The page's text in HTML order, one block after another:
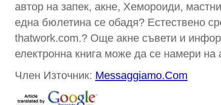
автор на запек, акне, Хемороиди,
една бюлетина се обадя? Естествено
thatwork.com.? Още акне съвети и
електронна книга може да се намери на
Член Източник: Messaggiamo.Com